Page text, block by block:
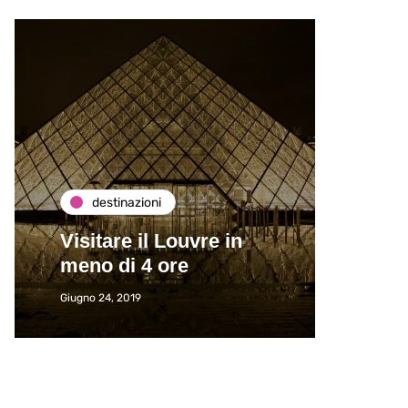
destinazioni
Visitare il Louvre in
meno di 4 ore
Giugno 24, 2019